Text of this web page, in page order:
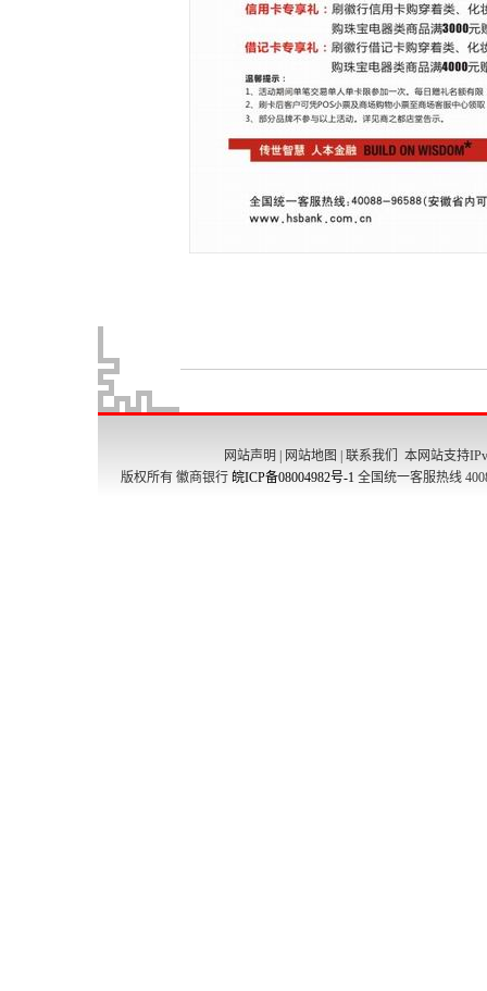
网站声明 网站地图 联系我们
本网站支持
版权所有 徽商银行 皖ICP备08004982号-1 全国统一客服热线